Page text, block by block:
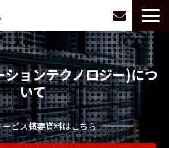
サービス一覧
選ばれる理由
お悩み別に探す
導入事例
会社情報
ョンテクノロジー)につ
いて
ビス概要資料はこちら